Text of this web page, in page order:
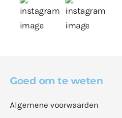
Goed om te weten
Algemene voorwaarden